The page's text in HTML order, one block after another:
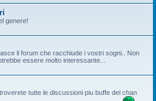
genere!
il forum che racchiude i vostri sogni.. Non
essere molto interessante...
tutte le discussioni piu buffe del chan